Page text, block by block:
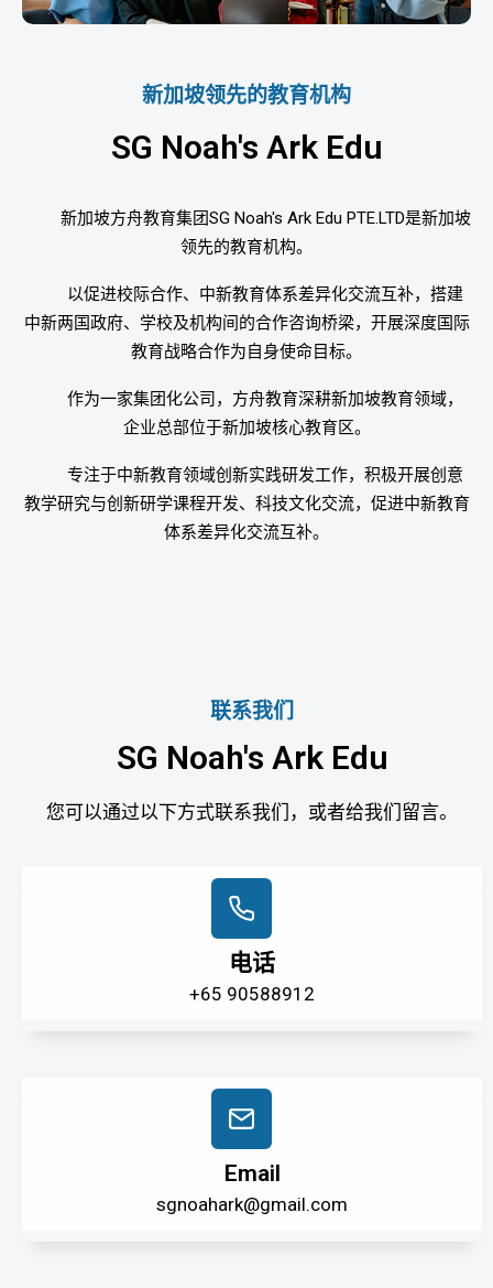
新加坡领先的教育机构
SG Noah's Ark Edu
新加坡方舟教育集团SG Noah's Ark Edu PTE.LTD是新加坡
领先的教育机构。
以促进校际合作、中新教育体系差异化交流互补，搭建
中新两国政府、学校及机构间的合作咨询桥梁，开展深度国际
教育战略合作为自身使命目标。
作为一家集团化公司，方舟教育深耕新加坡教育领域，
企业总部位于新加坡核心教育区。
专注于中新教育领域创新实践研发工作，积极开展创意
教学研究与创新研学课程开发、科技文化交流，促进中新教育
体系差异化交流互补。
联系我们
SG Noah's Ark Edu
您可以通过以下方式联系我们，或者给我们留言。
电话
+65 90588912
Email
sgnoahark@gmail.com